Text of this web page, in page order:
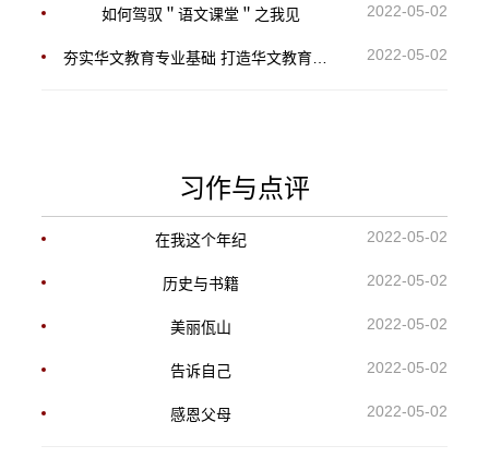
如何驾驭＂语文课堂＂之我见 2022-05-02
夯实华文教育专业基础 打造华文教育新型师资 2022-05-02
习作与点评
在我这个年纪 2022-05-02
历史与书籍 2022-05-02
美丽佤山 2022-05-02
告诉自己 2022-05-02
感恩父母 2022-05-02